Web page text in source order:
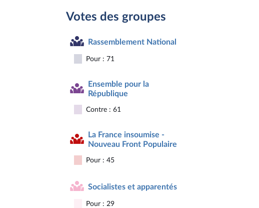
Votes des groupes
Rassemblement National
Pour : 71
Ensemble pour la
République
Contre : 61
La France insoumise -
Nouveau Front Populaire
Pour : 45
Socialistes et apparentés
Pour : 29